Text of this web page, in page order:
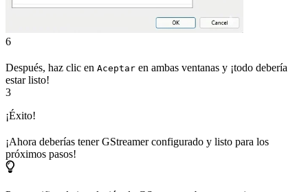
6
Después, haz clic en Aceptar en ambas ventanas y ¡todo debería
estar listo!
3
¡Éxito!
¡Ahora deberías tener GStreamer configurado y listo para los
próximos pasos!